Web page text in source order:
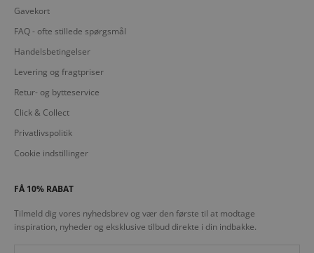
Gavekort
FAQ - ofte stillede spørgsmål
Handelsbetingelser
Levering og fragtpriser
Retur- og bytteservice
Click & Collect
Privatlivspolitik
Cookie indstillinger
FÅ 10% RABAT
Tilmeld dig vores nyhedsbrev og vær den første til at modtage
inspiration, nyheder og eksklusive tilbud direkte i din indbakke.